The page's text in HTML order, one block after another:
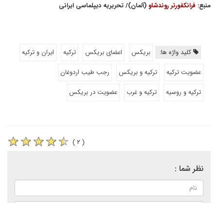
منبع: فرانکفورتر روندشاو (آلمان)/ تحریریه دیپلماسی ایرانی
کلید واژه ها: بریکس اعضای بریکس ترکیه
ایران و ترکیه
عضویت ترکیه
ترکیه و بریکس
رجب طیب اردوغان
ترکیه و روسیه
ترکیه و غرب عضویت در بریکس
( ۲ )
نظر شما :